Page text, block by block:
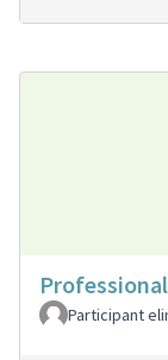
Participant